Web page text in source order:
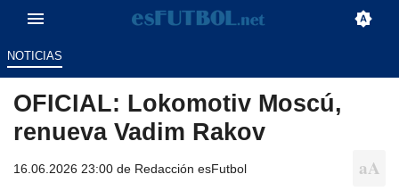
NOTICIAS
OFICIAL: Lokomotiv Moscú,
renueva Vadim Rakov
16.06.2026 23:00 de Redacción esFutbol